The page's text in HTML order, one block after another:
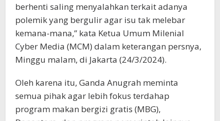
berhenti saling menyalahkan terkait adanya
polemik yang bergulir agar isu tak melebar
kemana-mana,” kata Ketua Umum Milenial
Cyber Media (MCM) dalam keterangan persnya,
Minggu malam, di Jakarta (24/3/2024).
Oleh karena itu, Ganda Anugrah meminta
semua pihak agar lebih fokus terdahap
program makan bergizi gratis (MBG),